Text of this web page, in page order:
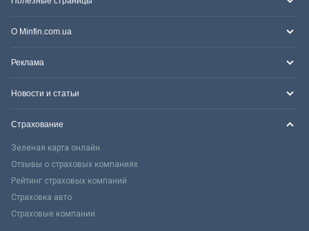
О Minfin.com.ua
Реклама
Новости и статьи
Страхование
Зеленая карта онлайн
Отзывы о страховых компаниях
Рейтинг страховых компаний
Страховка авто
Страховые компании